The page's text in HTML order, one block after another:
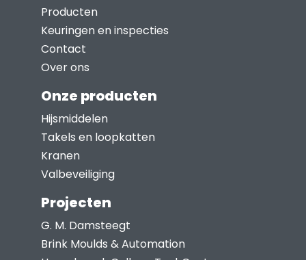
Producten
Keuringen en inspecties
Contact
Over ons
Onze producten
Hijsmiddelen
Takels en loopkatten
Kranen
Valbeveiliging
Projecten
G. M. Damsteegt
Brink Moulds & Automation